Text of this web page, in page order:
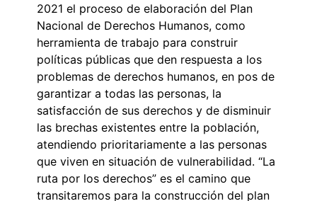
2021 el proceso de elaboración del Plan
Nacional de Derechos Humanos, como
herramienta de trabajo para construir
políticas públicas que den respuesta a los
problemas de derechos humanos, en pos de
garantizar a todas las personas, la
satisfacción de sus derechos y de disminuir
las brechas existentes entre la población,
atendiendo prioritariamente a las personas
que viven en situación de vulnerabilidad. “La
ruta por los derechos” es el camino que
transitaremos para la construcción del plan